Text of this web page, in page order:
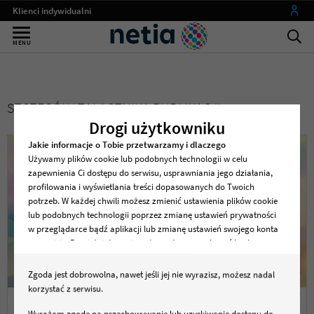
Klienci indywidualni
Małe firmy
Operatorzy
my netia
MENU
Drogi użytkowniku
Jakie informacje o Tobie przetwarzamy i dlaczego
Używamy plików cookie lub podobnych technologii w celu
zapewnienia Ci dostępu do serwisu, usprawniania jego działania,
profilowania i wyświetlania treści dopasowanych do Twoich
potrzeb. W każdej chwili możesz zmienić ustawienia plików cookie
lub podobnych technologii poprzez zmianę ustawień prywatności
w przeglądarce bądź aplikacji lub zmianę ustawień swojego konta
w serwisie. Pamiętaj, że zmiana ta może spowodować brak
Dane osobowe dotyczące korzystania z serwisu, w tym
zapisywane i odczytywane z plików cookie lub podobnych
technologii będą przetwarzane w celu zapewnienia dostępu do
Zgoda jest dobrowolna, nawet jeśli jej nie wyrazisz, możesz nadal
korzystać z serwisu.
SZCZEGÓŁY ZAŁĄCZNIKA PUBLIKACJI